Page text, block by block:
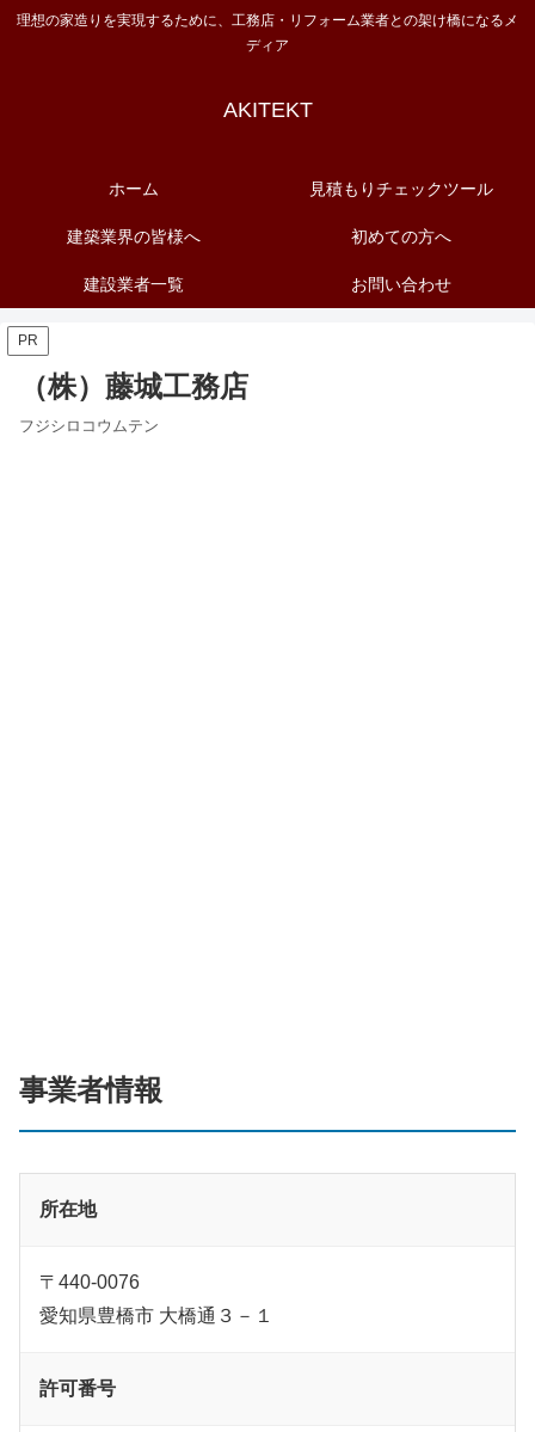
理想の家造りを実現するために、工務店・リフォーム業者との架け橋になるメ
ディア
AKITEKT
ホーム 見積もりチェックツール
建築業界の皆様へ 初めての方へ
建設業者一覧 お問い合わせ
PR
（株）藤城工務店
フジシロコウムテン
事業者情報
所在地
〒440-0076
愛知県豊橋市 大橋通３－１
許可番号